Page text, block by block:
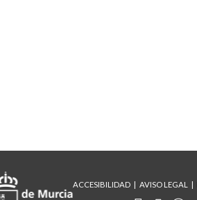
ACCESIBILIDAD AVISO LEGAL